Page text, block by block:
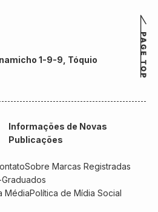
1-9-9, Tóquio
Informações de Novas
Publicações
Sobre Marcas Registradas
MédiaPolítica de Mídia Social